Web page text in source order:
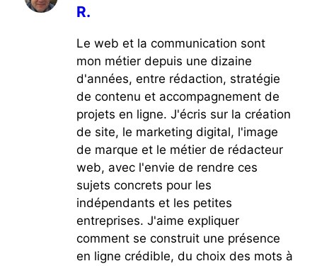
R.
Le web et la communication sont
mon métier depuis une dizaine
d'années, entre rédaction, stratégie
de contenu et accompagnement de
projets en ligne. J'écris sur la création
de site, le marketing digital, l'image
de marque et le métier de rédacteur
web, avec l'envie de rendre ces
sujets concrets pour les
indépendants et les petites
entreprises. J'aime expliquer
comment se construit une présence
en ligne crédible, du choix des mots à